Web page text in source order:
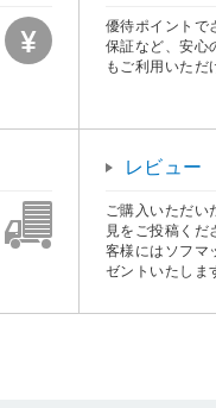
優待ポイントで
保証など、安心
もご利用いただ
レビュー
ご購入いただい
見をご投稿くだ
客様にはソフマ
ゼントいたしま